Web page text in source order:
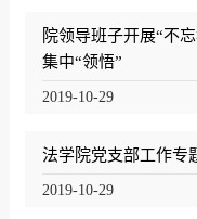
院领导班子开展“不
集中“领悟”
2019-10-29
法学院党支部工作专
2019-10-29